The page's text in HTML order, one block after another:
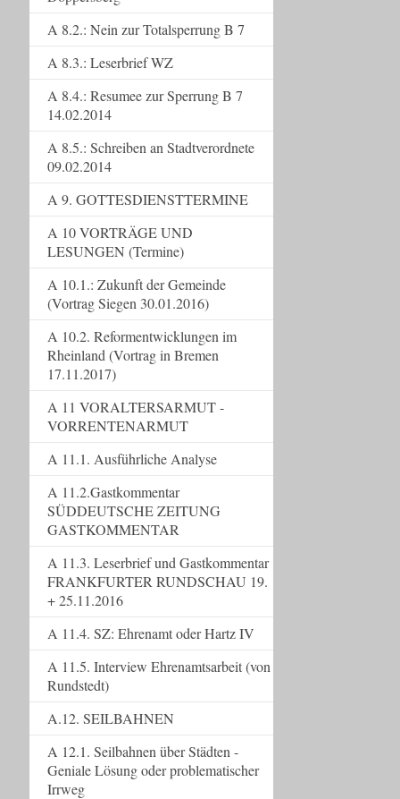
A 8.2.: Nein zur Totalsperrung B 7
A 8.3.: Leserbrief WZ
A 8.4.: Resumee zur Sperrung B 7
14.02.2014
A 8.5.: Schreiben an Stadtverordnete
09.02.2014
A 9. GOTTESDIENSTTERMINE
A 10 VORTRÄGE UND
LESUNGEN (Termine)
A 10.1.: Zukunft der Gemeinde
(Vortrag Siegen 30.01.2016)
A 10.2. Reformentwicklungen im
Rheinland (Vortrag in Bremen
17.11.2017)
A 11 VORALTERSARMUT -
VORRENTENARMUT
A 11.1. Ausführliche Analyse
A 11.2.Gastkommentar
SÜDDEUTSCHE ZEITUNG
GASTKOMMENTAR
A 11.3. Leserbrief und Gastkommentar
FRANKFURTER RUNDSCHAU 19.
+ 25.11.2016
A 11.4. SZ: Ehrenamt oder Hartz IV
A 11.5. Interview Ehrenamtsarbeit (von
Rundstedt)
A.12. SEILBAHNEN
A 12.1. Seilbahnen über Städten -
Geniale Lösung oder problematischer
Irrweg